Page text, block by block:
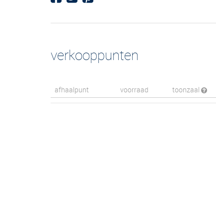
verkooppunten
afhaalpunt voorraad toonzaal